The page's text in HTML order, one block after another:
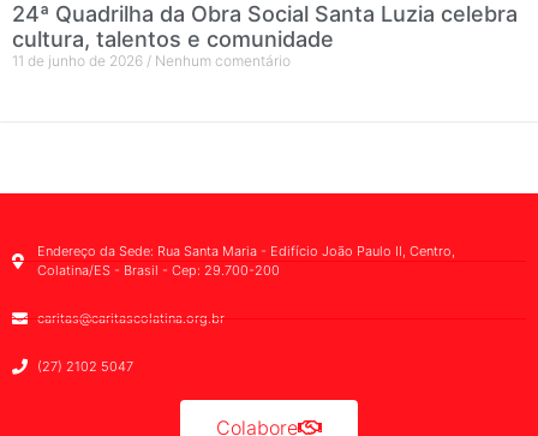
24ª Quadrilha da Obra Social Santa Luzia celebra
cultura, talentos e comunidade
11 de junho de 2026 Nenhum comentário
Endereço da Sede: Rua Santa Maria - Edifício João Paulo II, Centro,
Colatina/ES - Brasil - Cep: 29.700-200
caritas@caritascolatina.org.br
(27) 2102 5047
Colabore